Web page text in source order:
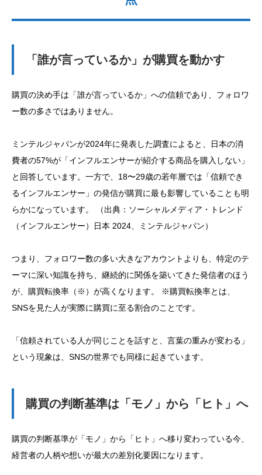
「誰が言っているか」が購買を動かす
購買の決め手は「誰が言っているか」への信頼であり、フォロワ
ー数の多さではありません。
ミンテルジャパンが2024年に発表した調査によると、日本の消
費者の57%が「インフルエンサーが紹介する商品を購入しない」
と回答しています。一方で、18〜29歳の若年層では「信頼でき
るインフルエンサー」の発信が購買に最も影響していることも明
らかになっています。 （出典：ソーシャルメディア・トレンド
（インフルエンサー）日本 2024、ミンテルジャパン）
つまり、フォロワー数の多い大きなアカウントよりも、特定のテ
ーマに深い知識を持ち、継続的に関係を築いてきた発信者のほう
が、購買転換率（※）が高くなります。 ※購買転換率とは、
SNSを見た人が実際に購買に至る割合のことです。
「信頼されている人が同じことを話すと、言葉の重みが変わる」
という現象は、SNSの世界でも同様に起きています。
購買の判断基準は「モノ」から「ヒト」へ
購買の判断基準が「モノ」から「ヒト」へ移り変わっている今、
経営者の人柄や想いが最大の差別化要因になります。